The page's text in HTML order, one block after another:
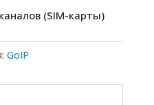
(SIM-карты)
GoIP